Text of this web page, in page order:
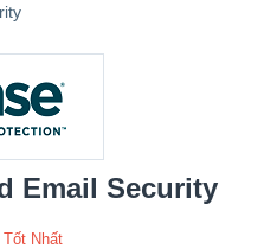
Email Security
Tốt Nhất